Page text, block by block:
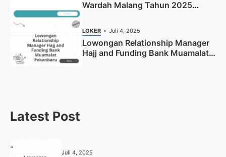
Wardah Malang Tahun 2025
LOKER Juli 4, 2025
Lowongan Relationship Manager
Hajj and Funding Bank Muamalat
Latest Post
Juli 4, 2025